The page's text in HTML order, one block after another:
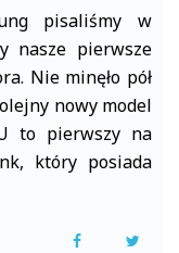
pisaliśmy w
nasze pierwsze
Nie minęło pół
nowy model
to pierwszy na
który posiada
F